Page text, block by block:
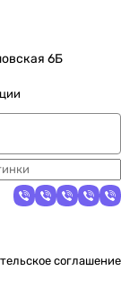
6Б
соглашение